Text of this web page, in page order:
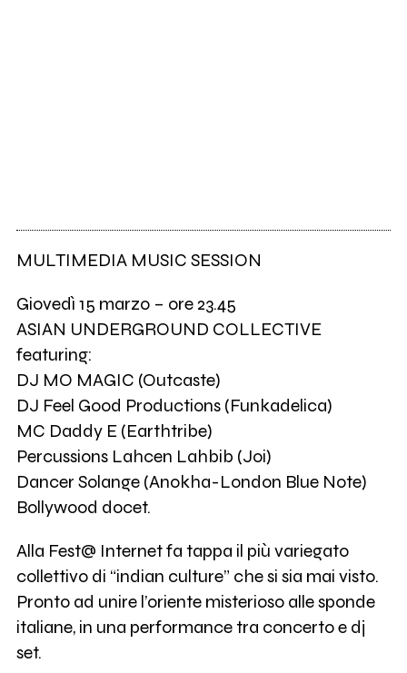
MULTIMEDIA MUSIC SESSION
Giovedì 15 marzo – ore 23.45
ASIAN UNDERGROUND COLLECTIVE
featuring:
DJ MO MAGIC (Outcaste)
DJ Feel Good Productions (Funkadelica)
MC Daddy E (Earthtribe)
Percussions Lahcen Lahbib (Joi)
Dancer Solange (Anokha-London Blue Note)
Bollywood docet.
Alla Fest@ Internet fa tappa il più variegato
collettivo di “indian culture” che si sia mai visto.
Pronto ad unire l’oriente misterioso alle sponde
italiane, in una performance tra concerto e dj
set.